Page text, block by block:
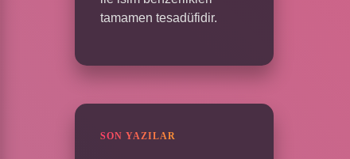
tamamen tesadüfidir.
SON YAZILAR